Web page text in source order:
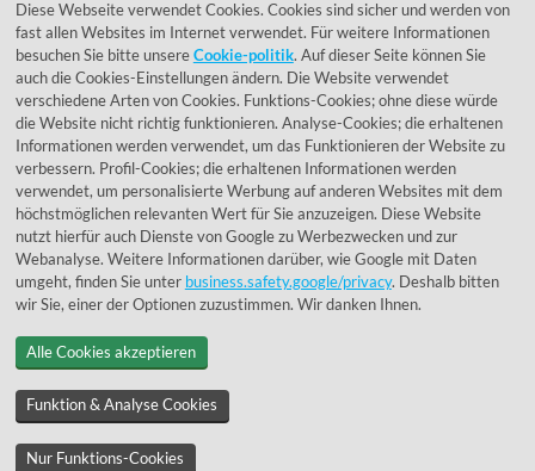
de@lumidora.com
FacebookInstagram
Kundenmeinungen
Exzellent - eKomi.de
© 1955 - 2026 Lumidora
Diese Webseite verwendet Cookies. Cookies sind sicher und werden von
fast allen Websites im Internet verwendet. Für weitere Informationen
besuchen Sie bitte unsereCookie-politik. Auf dieser Seite können Sie
auch die Cookies-Einstellungen ändern. Die Website verwendet
verschiedene Arten von Cookies. Funktions-Cookies; ohne diese würde
die Website nicht richtig funktionieren. Analyse-Cookies; die erhaltenen
Informationen werden verwendet, um das Funktionieren der Website zu
verbessern. Profil-Cookies; die erhaltenen Informationen werden
verwendet, um personalisierte Werbung auf anderen Websites mit dem
höchstmöglichen relevanten Wert für Sie anzuzeigen. Diese Website
nutzt hierfür auch Dienste von Google zu Werbezwecken und zur
Webanalyse. Weitere Informationen darüber, wie Google mit Daten
umgeht, finden Sie unter business.safety.google/privacy. Deshalb bitten
wir Sie, einer der Optionen zuzustimmen. Wir danken Ihnen.
Alle Cookies akzeptieren
Funktion & Analyse Cookies
Nur Funktions-Cookies